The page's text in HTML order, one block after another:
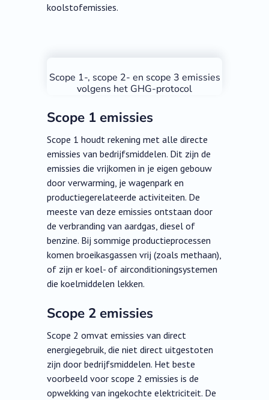
koolstofemissies.
Scope 1-, scope 2- en scope 3 emissies
volgens het GHG-protocol
Scope 1 emissies
Scope 1 houdt rekening met alle directe
emissies van bedrijfsmiddelen. Dit zijn de
emissies die vrijkomen in je eigen gebouw
door verwarming, je wagenpark en
productiegerelateerde activiteiten. De
meeste van deze emissies ontstaan door
de verbranding van aardgas, diesel of
benzine. Bij sommige productieprocessen
komen broeikasgassen vrij (zoals methaan),
of zijn er koel- of airconditioningsystemen
die koelmiddelen lekken.
Scope 2 emissies
Scope 2 omvat emissies van direct
energiegebruik, die niet direct uitgestoten
zijn door bedrijfsmiddelen. Het beste
voorbeeld voor scope 2 emissies is de
opwekking van ingekochte elektriciteit. De